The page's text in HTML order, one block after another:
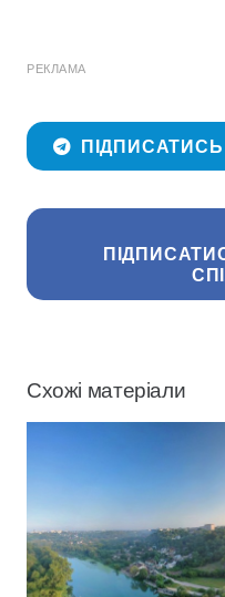
РЕКЛАМА
ПІДПИСАТИСЬ
Схожі матеріали